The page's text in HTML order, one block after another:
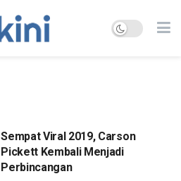
Sempat Viral 2019, Carson
Pickett Kembali Menjadi
Perbincangan